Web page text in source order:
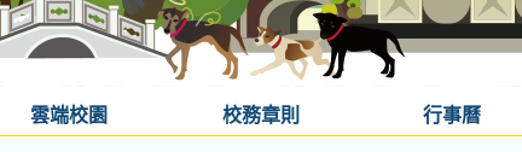
雲端校園 校務章則 行事曆